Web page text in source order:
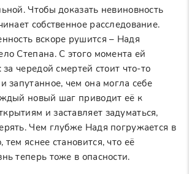
Чтобы доказать невиновность
собственное расследование.
вскоре рушится – Надя
Степана. С этого момента ей
за чередой смертей стоит что-то
запутанное, чем она могла себе
новый шаг приводит её к
и заставляет задуматься,
Чем глубже Надя погружается в
яснее становится, что её
теперь тоже в опасности.